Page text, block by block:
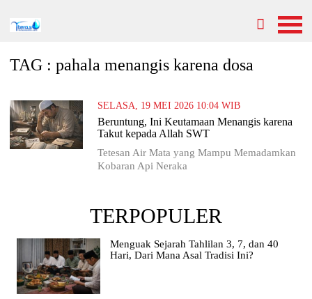
TAG : pahala menangis karena dosa
SELASA, 19 MEI 2026 10:04 WIB
Beruntung, Ini Keutamaan Menangis karena
Takut kepada Allah SWT
Tetesan Air Mata yang Mampu Memadamkan
Kobaran Api Neraka
TERPOPULER
Menguak Sejarah Tahlilan 3, 7, dan 40
Hari, Dari Mana Asal Tradisi Ini?